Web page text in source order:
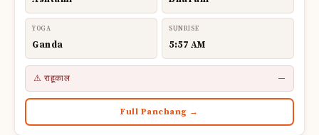
YOGA
Ganda
SUNRISE
5:57 AM
⚠ राहूकाल —
Full Panchang →